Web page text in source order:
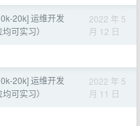
20k] 运维开发
可实习）
2022 年 5
月 12 日
20k] 运维开发
可实习）
2022 年 5
月 11 日